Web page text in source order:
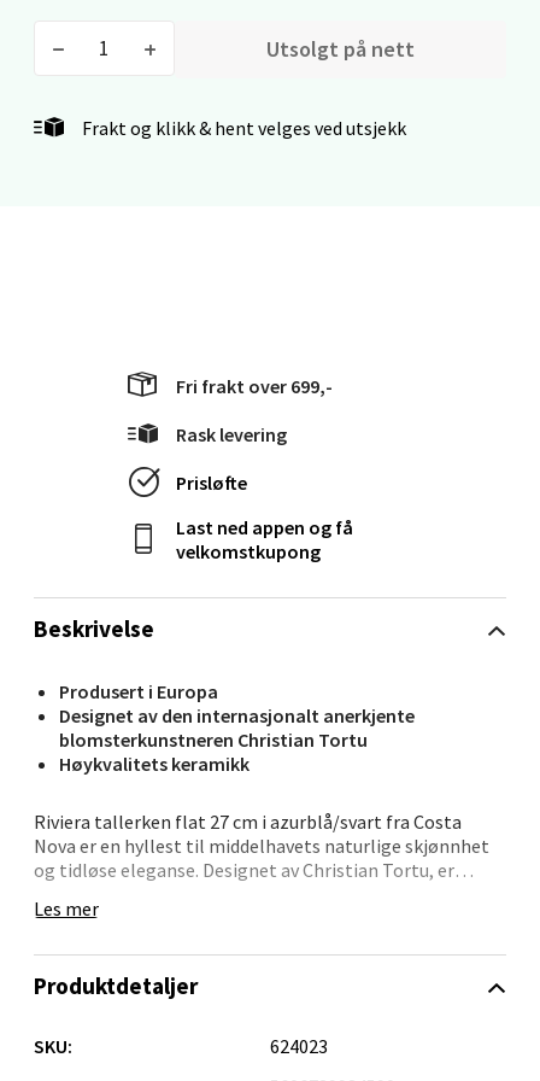
Utsolgt på nett
Frakt og klikk & hent velges ved utsjekk
Beskrivelse
Produsert i Europa
Designet av den internasjonalt anerkjente
blomsterkunstneren Christian Tortu
Høykvalitets keramikk
Riviera tallerken flat 27 cm i azurblå/svart fra Costa
Nova er en hyllest til middelhavets naturlige skjønnhet
og tidløse eleganse. Designet av Christian Tortu, er
porselenskolleksjon inspirert av rivieraens strålende
Den flate tallerkenen på 27 cm er ideell for servering av
dekorativ borddekking. De azurblå og svarte tonene
Les mer
Fri frakt over 699,-
Rask levering
Prisløfte
Last ned appen og få
velkomstkupong
Produktdetaljer
SKU:
624023
0 i butikk
Kristiansand - Markens
Lillemarkens markensgate 25B, 4611
Kristiansand
0 i butikk
Oslo - Linderud
Åpent i dag 10-21
0 i butikk